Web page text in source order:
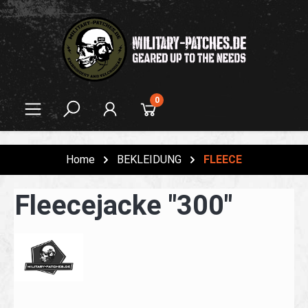
springen
0
Home BEKLEIDUNG FLEECE
Fleecejacke "300"